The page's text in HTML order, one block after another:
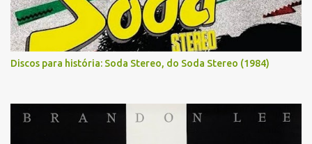
Discos para história: Soda Stereo, do Soda Stereo (1984)